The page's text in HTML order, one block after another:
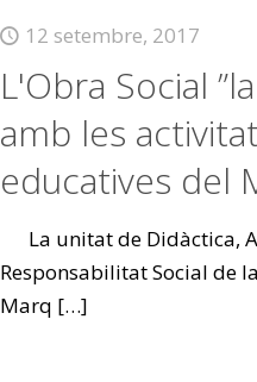
12 setembre, 2017
L'Obra Social
amb les
educatives del
La unitat de Didàctica,
Responsabilitat Social de
Marq […]